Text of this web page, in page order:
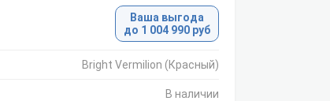
Ваша выгода
до 1 004 990 руб
Bright Vermilion (Красный)
В наличии